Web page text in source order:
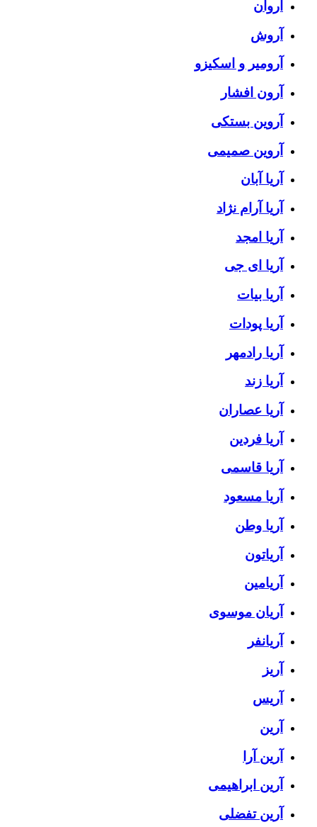
آروان
آروش
آرومیر و اسکیزو
آرون افشار
آروین بستکی
آروین صمیمی
آریا آبان
آریا آرام نژاد
آریا امجد
آریا ای جی
آریا بیات
آریا پودات
آریا رادمهر
آریا زند
آریا عصاران
آریا فردین
آریا قاسمی
آریا مسعود
آریا وطن
آریاتون
آریامین
آریان موسوی
آریانفر
آریز
آریس
آرین
آرین آرا
آرین ابراهیمی
آرین تفضلی